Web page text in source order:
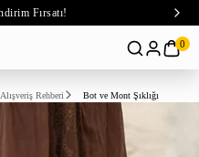
Fırsatı!
0
Rehberi Bot ve Mont Şıklığı